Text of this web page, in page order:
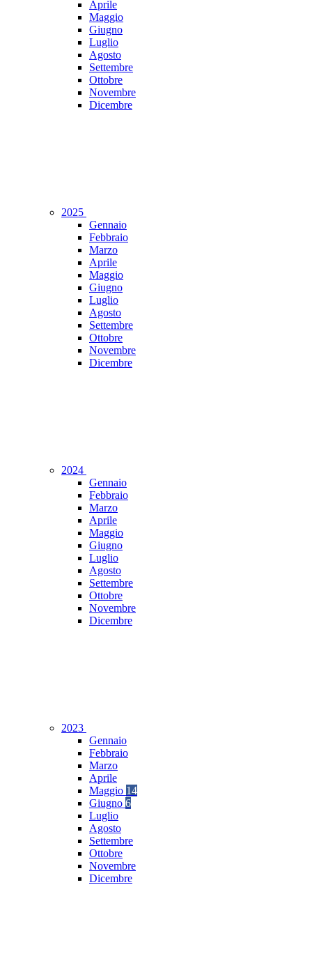
Aprile
Maggio
Giugno
Luglio
Agosto
Settembre
Ottobre
Novembre
Dicembre
2025
Gennaio
Febbraio
Marzo
Aprile
Maggio
Giugno
Luglio
Agosto
Settembre
Ottobre
Novembre
Dicembre
2024
Gennaio
Febbraio
Marzo
Aprile
Maggio
Giugno
Luglio
Agosto
Settembre
Ottobre
Novembre
Dicembre
2023
Gennaio
Febbraio
Marzo
Aprile
Maggio 14
Giugno 6
Luglio
Agosto
Settembre
Ottobre
Novembre
Dicembre